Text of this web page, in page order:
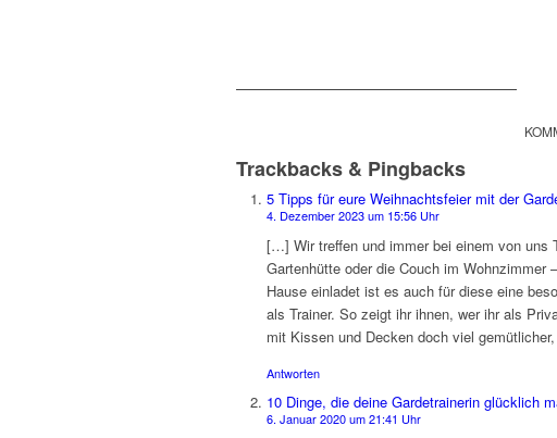
Trackbacks & Pingbacks
5 Tipps für eure Weihnachtsfeier mit der
sagt:
4. Dezember 2023 um 15:56 Uhr
[…] Wir treffen und immer bei einem von uns
Gartenhütte oder die Couch im
Hause einladet ist es auch für diese eine
als Trainer. So zeigt ihr ihnen, wer ihr als
mit Kissen und Decken doch viel
Antworten
10 Dinge, die deine Gardetrainerin glücklich
sagt:
6. Januar 2020 um 21:41 Uhr